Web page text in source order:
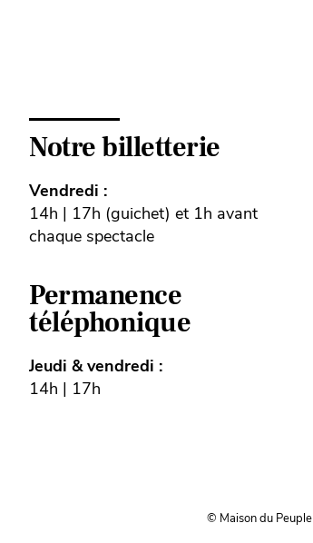
Notre billetterie
Vendredi :
14h | 17h (guichet) et 1h avant
chaque spectacle
Permanence
téléphonique
Jeudi & vendredi :
14h | 17h
© Maison du Peuple